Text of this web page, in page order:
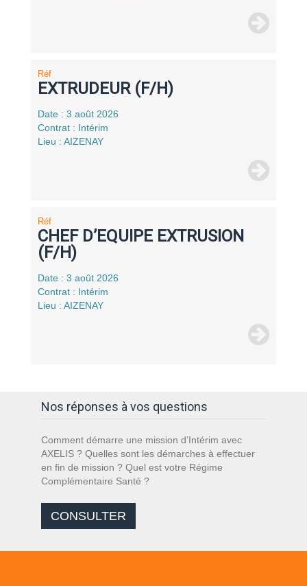
Réf
EXTRUDEUR (F/H)
Date : 3 août 2026
Contrat : Intérim
Lieu : AIZENAY
Réf
CHEF D’EQUIPE EXTRUSION
(F/H)
Date : 3 août 2026
Contrat : Intérim
Lieu : AIZENAY
Nos réponses à vos questions
Comment démarre une mission d’Intérim avec
AXELIS ? Quelles sont les démarches à effectuer
en fin de mission ? Quel est votre Régime
Complémentaire Santé ?
CONSULTER